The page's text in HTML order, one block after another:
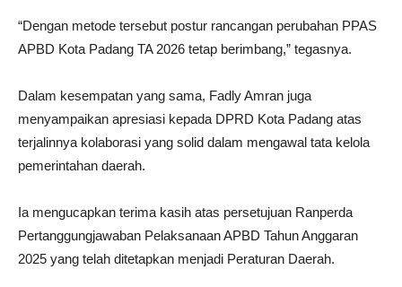
“Dengan metode tersebut postur rancangan perubahan PPAS
APBD Kota Padang TA 2026 tetap berimbang,” tegasnya.
Dalam kesempatan yang sama, Fadly Amran juga
menyampaikan apresiasi kepada DPRD Kota Padang atas
terjalinnya kolaborasi yang solid dalam mengawal tata kelola
pemerintahan daerah.
Ia mengucapkan terima kasih atas persetujuan Ranperda
Pertanggungjawaban Pelaksanaan APBD Tahun Anggaran
2025 yang telah ditetapkan menjadi Peraturan Daerah.